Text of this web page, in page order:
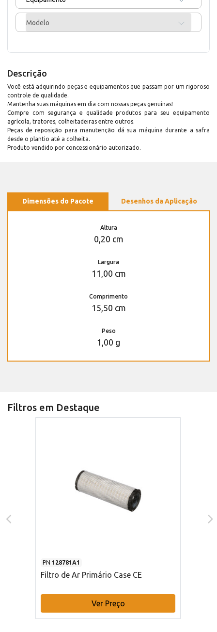
Modelo
Descrição
Você está adquirindo peças e equipamentos que passam por um rigoroso
controle de qualidade.
Mantenha suas máquinas em dia com nossas peças genuínas!
Compre com segurança e qualidade produtos para seu equipamento
agrícola, tratores, colheitadeiras entre outros.
Peças de reposição para manutenção dá sua máquina durante a safra
desde o plantio até a colheita.
Produto vendido por concessionário autorizado.
Dimensões do Pacote Desenhos da Aplicação
Altura
0,20 cm
Largura
11,00 cm
Comprimento
15,50 cm
Peso
1,00 g
Filtros em Destaque
PN 128781A1
Filtro de Ar Primário Case CE
Ver Preço